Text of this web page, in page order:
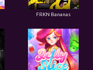
FRKN Bananas